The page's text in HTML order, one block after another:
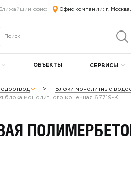
Ближайший офис: Офис компании: г.
ОБЪЕКТЫ СЕРВИСЫ
Блоки монолитные
блока монолитного конечная 67719-К